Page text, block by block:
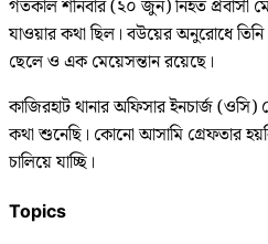
গতকাল শনিবার (২০ জুন) নিহত
যাওয়ার কথা ছিল। বউয়ের অনুরোধে তিনি
ছেলে ও এক মেয়েসন্তান রয়েছে।
কাজিরহাট থানার অফিসার ইনচার্জ
কথা শুনেছি। কোনো আসামি গ্রেফতার
চালিয়ে যাচ্ছি।
Topics